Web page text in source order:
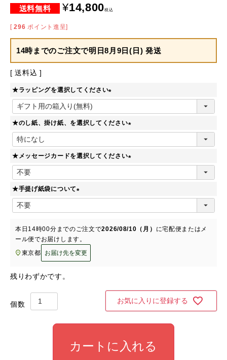
¥14,800税込
[ 296 ポイント進呈]
14時までのご注文で明日8月9日(日) 発送
送料込
★ラッピングを選択してください
必
須
)
★のし紙、掛け紙、を選択してください
必
須
)
★メッセージカードを選択してください
必
)
★手提げ紙袋について
必
)
本日 14時00分 までのご注文で2026/08/10（月） に宅配便またはメ
ール便でお届けします。
東京都
お届け先を変更
残りわずかです。
お気に入りに登録する
カートに入れる